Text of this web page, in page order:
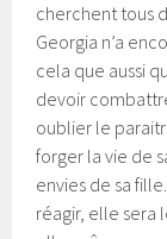
cherchent tous
Georgia n’a
cela que aussi
devoir
oublier le
forger la vie de
envies de sa
réagir, elle sera